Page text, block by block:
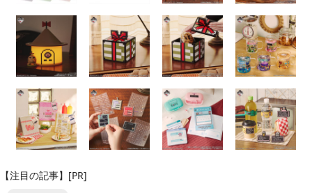
【注目の記事】[PR]